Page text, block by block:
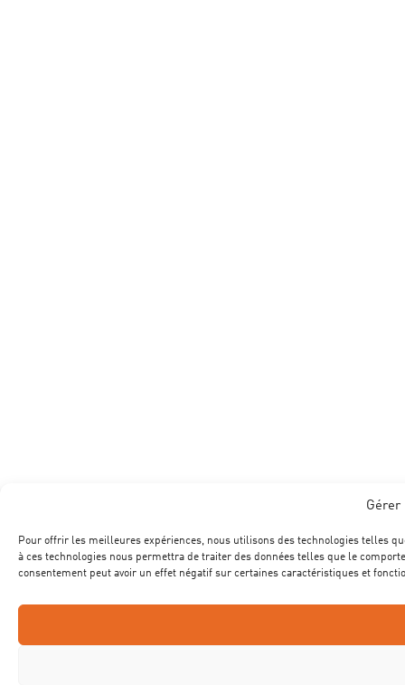
Gérer
Pour offrir les meilleures expériences, nous utilisons des technologies telles
à ces technologies nous permettra de traiter des données telles que le
consentement peut avoir un effet négatif sur certaines caractéristiques et